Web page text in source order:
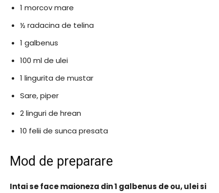
1 morcov mare
½ radacina de telina
1 galbenus
100 ml de ulei
1 lingurita de mustar
Sare, piper
2 linguri de hrean
10 felii de sunca presata
Mod de preparare
Intai se face maioneza din 1 galbenus de ou, ulei si